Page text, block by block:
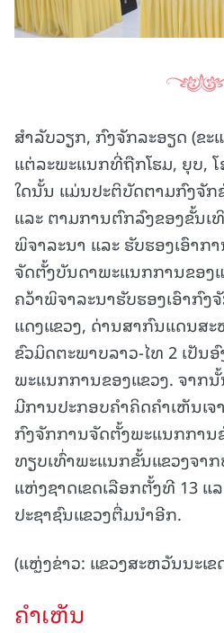
ສໍາລັບວຽກ, ກົງຈັກລະອຽດ (ຂ
ແຕ່ລະພະແນກທີ່ຖືກໂຮມ, ຍຸບ,
ໃດນັ້ນ ແມ່ນປະຕິບັດຕາມກົງຈັ
ແລະ ຕາມການຕົກລົງຂອງຂັ້ນເ
ພິຈາລະນາ ແລະ ຮັບຮອງເອົາກ
ຈັດຕັ້ງບັນດາພະແນກການຂອງ
ຄວ້າພິຈາລະນາຮັບຮອງເອົາກົ
ແດງແຂວງ, ດ່ານສາກົນແດນສ
ຂົວມິດຕະພາບລາວ-ໄທ 2 ເປັນ
ພະແນກການຂອງແຂວງ. ຈາກນັ້
ມີການປະກອບຄຳຄິດຄຳເຫັນເ
ກົງຈັກການຈັດຕັ້ງພະແນກການ
ທຽບເທົ່າພະແນກຂັ້ນແຂວງຈາ
ແຫ່ງຊາດເຂດເລືອກຕັ້ງທີ 13 ແ
ປະຊາຊົນແຂວງຕື່ມນໍາອີກ.
(ແຫຼ່ງຂ່າວ: ແຂວງສະຫວັນນະເຂ
ຄໍາເຫັນ